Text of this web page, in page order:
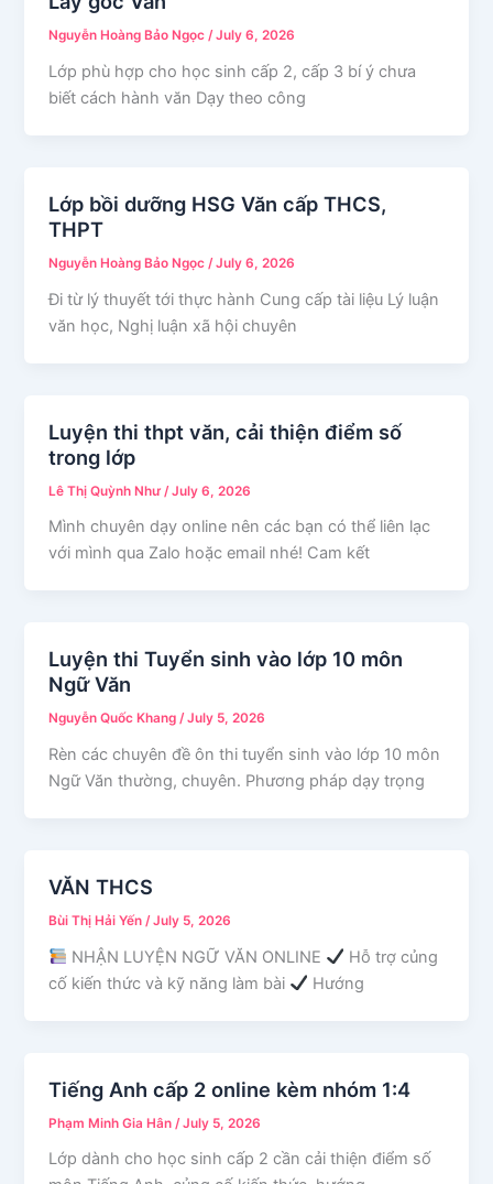
Nguyễn Hoàng Bảo Ngọc/July 6, 2026
Lớp phù hợp cho học sinh cấp 2, cấp 3 bí ý chưa
biết cách hành văn Dạy theo công
Lớp bồi dưỡng HSG Văn cấp THCS,
THPT
Nguyễn Hoàng Bảo Ngọc/July 6, 2026
Đi từ lý thuyết tới thực hành Cung cấp tài liệu Lý luận
văn học, Nghị luận xã hội chuyên
Luyện thi thpt văn, cải thiện điểm số
trong lớp
Lê Thị Quỳnh Như /July 6, 2026
Mình chuyên dạy online nên các bạn có thể liên lạc
với mình qua Zalo hoặc email nhé! Cam kết
Luyện thi Tuyển sinh vào lớp 10 môn
Ngữ Văn
Nguyễn Quốc Khang/July 5, 2026
Rèn các chuyên đề ôn thi tuyển sinh vào lớp 10 môn
Ngữ Văn thường, chuyên. Phương pháp dạy trọng
VĂN THCS
Bùi Thị Hải Yến/July 5, 2026
NHẬN LUYỆN NGỮ VĂN ONLINE
Hỗ trợ củng
cố kiến thức và kỹ năng làm bài
Hướng
Tiếng Anh cấp 2 online kèm nhóm 1:4
Phạm Minh Gia Hân /July 5, 2026
Lớp dành cho học sinh cấp 2 cần cải thiện điểm số